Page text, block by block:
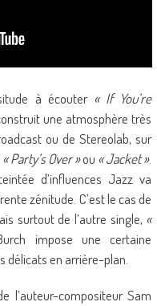
à écouter « If You’re
une atmosphère très
ou de Stereolab, sur
« Party’s Over »ou « Jacket ».
d’influences Jazz va
zénitude. C’est le cas de
surtout de l’autre single, «
impose une certaine
délicats en arrière-plan.
l’auteur-compositeur Sam